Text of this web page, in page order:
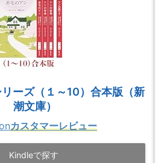
ーズ（１～10）合本版（新
潮文庫）
カスタマーレビュー
Kindleで探す